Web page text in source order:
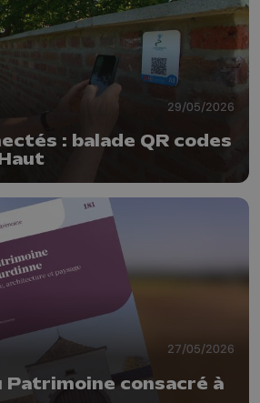
29/05/2026
: balade QR codes
27/05/2026
Patrimoine consacré à